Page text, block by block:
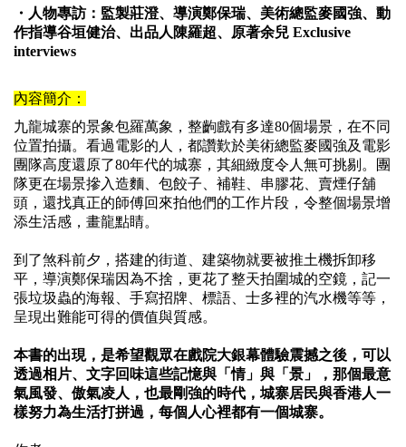
・ 人物專訪：監製莊澄、導演鄭保瑞、美術總監麥國強、動
作指導谷垣健治、出品人陳羅超、原著余兒 Exclusive
interviews
內容簡介：
九龍城寨的景象包羅萬象，整齣戲有多達80個場景，在不同
位置拍攝。看過電影的人，都讚歎於美術總監麥國強及電影
團隊高度還原了80年代的城寨，其細緻度令人無可挑剔。團
隊更在場景摻入造麵、包餃子、補鞋、串膠花、賣煙仔舖
頭，還找真正的師傅回來拍他們的工作片段，令整個場景增
添生活感，畫龍點睛。
到了煞科前夕，搭建的街道、建築物就要被推土機拆卸移
平，導演鄭保瑞因為不捨，更花了整天拍圍城的空鏡，記一
張垃圾蟲的海報、手寫招牌、標語、士多裡的汽水機等等，
呈現出難能可得的價值與質感。
本書的出現，是希望觀眾在戲院大銀幕體驗震撼之後，可以
透過相片、文字回味這些記憶與「情」與「景」，那個最意
氣風發、傲氣凌人，也最剛強的時代，城寨居民與香港人一
樣努力為生活打拼過，每個人心裡都有一個城寨。